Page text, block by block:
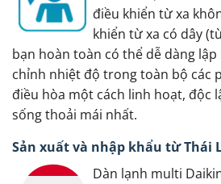
điều khiển từ xa
khiển từ xa có dây
bạn hoàn toàn có thể dễ dàng lập
chỉnh nhiệt độ trong toàn bộ các
điều hòa một cách linh hoạt, độc
sống thoải mái nhất.
Sản xuất và nhập khẩu từ Thái
Dàn lạnh multi